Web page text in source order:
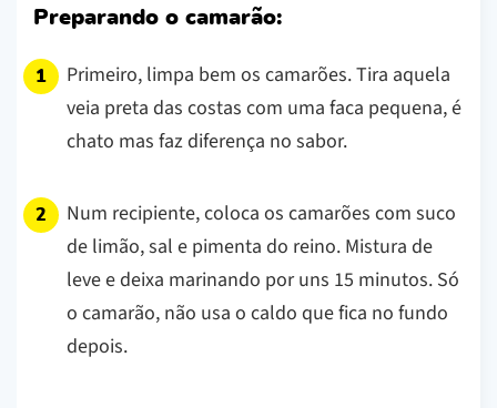
Preparando o camarão:
Primeiro, limpa bem os camarões. Tira aquela
veia preta das costas com uma faca pequena, é
chato mas faz diferença no sabor.
Num recipiente, coloca os camarões com suco
de limão, sal e pimenta do reino. Mistura de
leve e deixa marinando por uns 15 minutos. Só
o camarão, não usa o caldo que fica no fundo
depois.